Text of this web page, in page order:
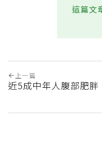
這篇文
上一篇
近5成中年人腹部肥